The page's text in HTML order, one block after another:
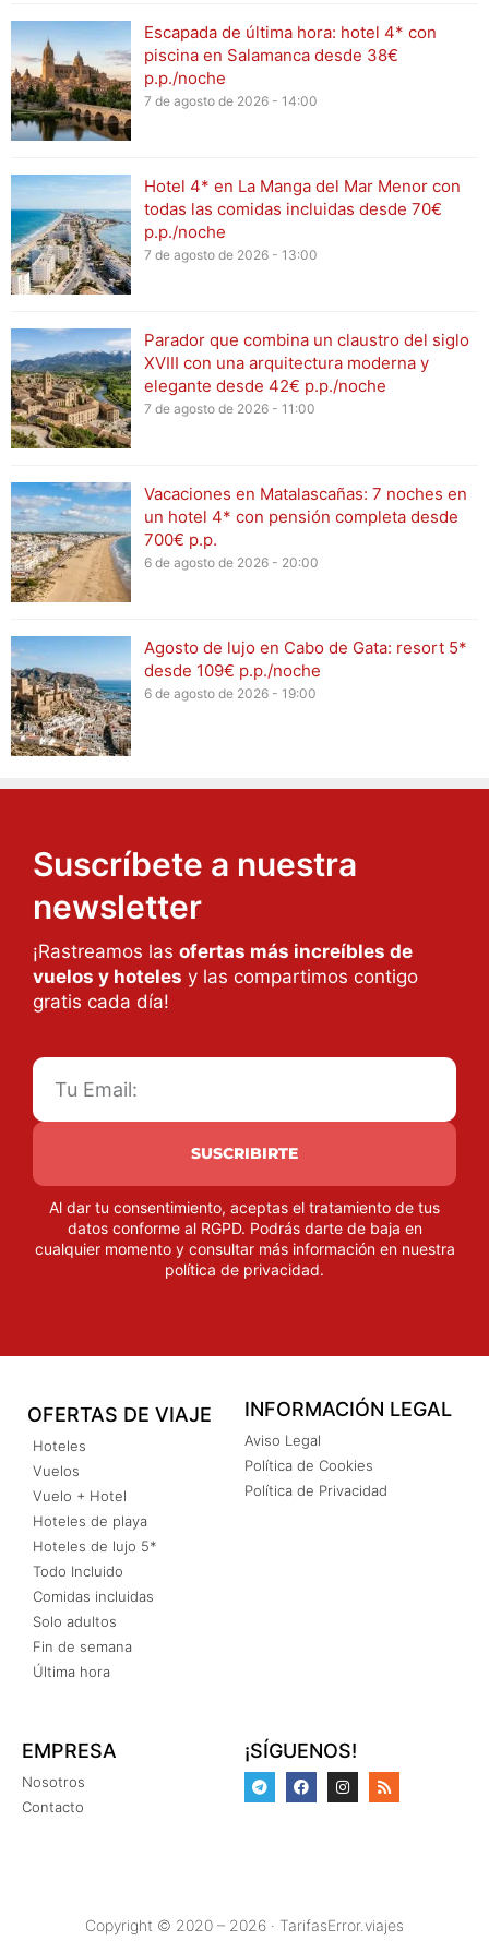
Escapada de última hora: hotel 4* con
piscina en Salamanca desde 38€
p.p./noche
7 de agosto de 2026 - 14:00
Hotel 4* en La Manga del Mar Menor con
todas las comidas incluidas desde 70€
p.p./noche
7 de agosto de 2026 - 13:00
Parador que combina un claustro del siglo
XVIII con una arquitectura moderna y
elegante desde 42€ p.p./noche
7 de agosto de 2026 - 11:00
Vacaciones en Matalascañas: 7 noches en
un hotel 4* con pensión completa desde
700€ p.p.
6 de agosto de 2026 - 20:00
Agosto de lujo en Cabo de Gata: resort 5*
desde 109€ p.p./noche
6 de agosto de 2026 - 19:00
Suscríbete a nuestra
newsletter
¡Rastreamos las ofertas más increíbles de
vuelos y hoteles y las compartimos contigo
gratis cada día!
SUSCRIBIRTE
Al dar tu consentimiento, aceptas el tratamiento de tus
datos conforme al RGPD. Podrás darte de baja en
cualquier momento y consultar más información en nuestra
política de privacidad.
OFERTAS DE VIAJE
Hoteles
Vuelos
Vuelo + Hotel
Hoteles de playa
Hoteles de lujo 5*
Todo Incluido
Comidas incluidas
Solo adultos
Fin de semana
Última hora
INFORMACIÓN LEGAL
Aviso Legal
Política de Cookies
Política de Privacidad
EMPRESA
Nosotros
Contacto
¡SÍGUENOS!
Copyright © 2020 – 2026 · TarifasError.viajes